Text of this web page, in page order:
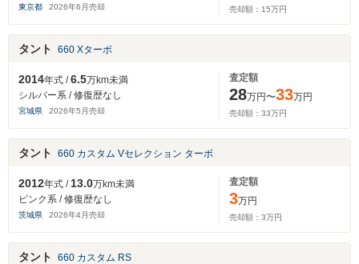
東京都 2026年6 月売却 売却額： 15万円
タント 660 Xターボ
2014年式 /6.5万km未満
シルバー系 / 修復歴なし
宮城県 2026年5 月売却
査定額
28万円〜33万円
売却額： 33万円
タント 660 カスタム Vセレクション ターボ
2012年式 / 13.0万km未満
ピンク系 / 修復歴なし
茨城県 2026年4月売却
査定額
3万円
売却額： 3万円
タント 660 カスタム RS